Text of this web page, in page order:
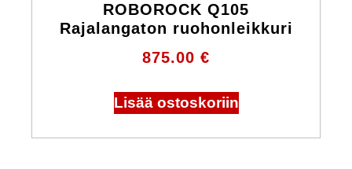
ROBOROCK Q105
Rajalangaton ruohonleikkuri
875.00 €
Lisää ostoskoriin